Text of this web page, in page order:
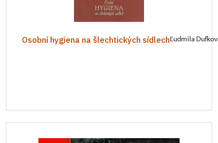
Osobní hygiena na šlechtických sídlechĽudmila